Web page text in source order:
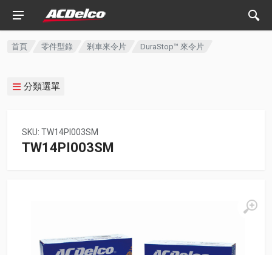
首頁 零件型錄 剎車來令片 DuraStop™ 來令片
分類選單
SKU: TW14PI003SM
TW14PI003SM